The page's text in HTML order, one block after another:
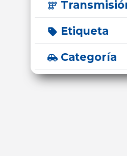
Etiqueta
Categoría